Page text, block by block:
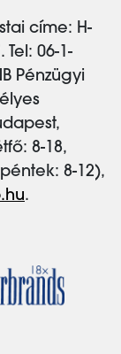
címe: H-
Tel: 06-1-
Pénzügyi
8-18,
8-12),
.